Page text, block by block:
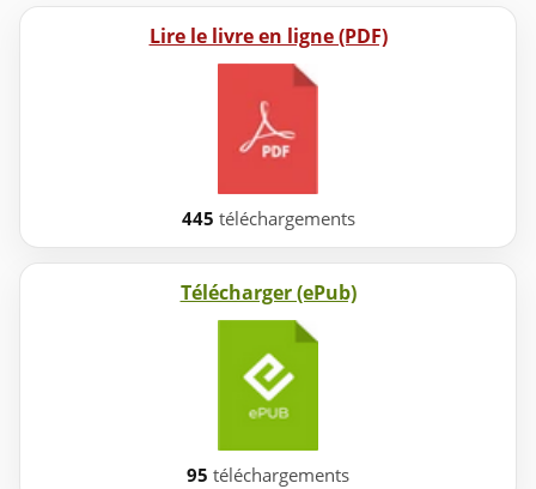
Lire le livre en ligne (PDF)
445 téléchargements
Télécharger (ePub)
95 téléchargements